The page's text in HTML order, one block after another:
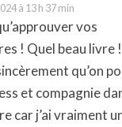
à 13 h 37 min
vos
! Quel beau livre
qu’on
et compagnie
car j’ai vraiment